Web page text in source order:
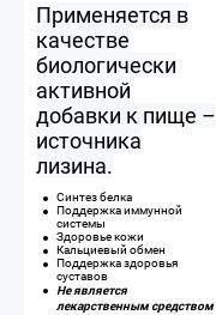
Применяется в
качестве
биологически
активной
добавки к пище –
источника
лизина.
Синтез белка
Поддержка иммунной
системы
Здоровье кожи
Кальциевый обмен
Поддержка здоровья
суставов
Не является
лекарственным средством